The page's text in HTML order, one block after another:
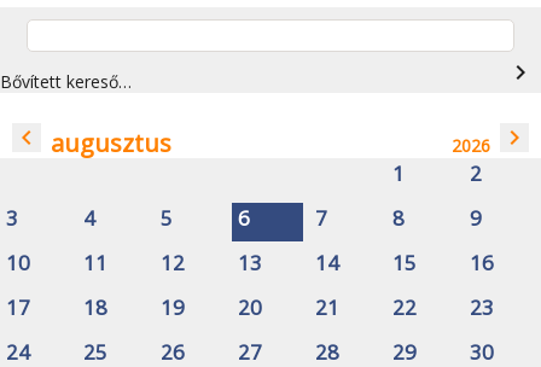
Bővített kereső… navigate_next
navigate_before augusztus 2026 navigate_next
1
2
3
4 5 6 7 8
9
10
11 12 13 14 15
16
17
18 19 20 21 22
23
24
25 26 27 28 29
30